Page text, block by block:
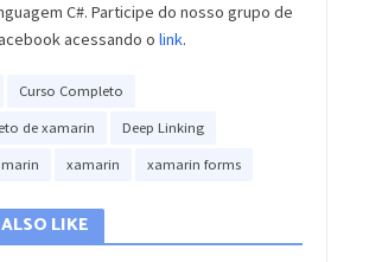
C#. Participe do nosso grupo de
acessando o link.
Curso Completo
de xamarin Deep Linking
xamarin xamarin forms
LIKE